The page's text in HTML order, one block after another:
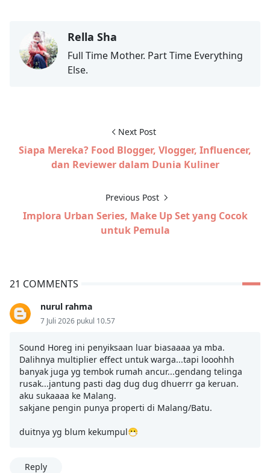
Rella Sha
Full Time Mother. Part Time Everything
Else.
Next Post
Siapa Mereka? Food Blogger, Vlogger, Influencer,
dan Reviewer dalam Dunia Kuliner
Previous Post
Implora Urban Series, Make Up Set yang Cocok
untuk Pemula
21 COMMENTS
nurul rahma
7 Juli 2026 pukul 10.57
Sound Horeg ini penyiksaan luar biasaaaa ya mba.
Dalihnya multiplier effect untuk warga...tapi looohhh
banyak juga yg tembok rumah ancur...gendang telinga
rusak...jantung pasti dag dug dug dhuerrr ga keruan.
aku sukaaaa ke Malang.
sakjane pengin punya properti di Malang/Batu.
duitnya yg blum kekumpul😷
Reply